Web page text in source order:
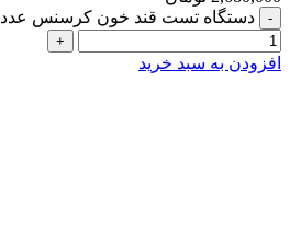
دستگاه تست قند خون کرسنس عدد
افزودن به سبد خرید